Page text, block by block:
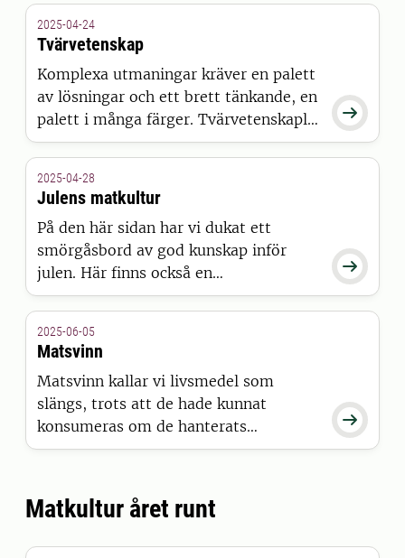
hela universitetet. Genom IDA får
tvärvetenskapliga forskargrupper om
under åtta månaders tid möjlighet att
tillsammans och i en inspirerande
miljö utveckla sin förmåga att arbeta
tvärvetenskapligt.

2025-04-24
Tvärvetenskap
Komplexa utmaningar kräver en palett
av lösningar och ett brett tänkande, en
palett i många färger. Tvärvetenskaplig
forskning är nödvändig för att lösa de
stora samhällsutmaningarna. Ett av
framtidsplattformarnas viktigaste mål
är att utveckla tvärvetenskapliga
arbetssätt genom att initiera och
möjliggöra samarbete över
vetenskapliga disciplingränser.

2025-04-28
Julens matkultur
På den här sidan har vi dukat ett
smörgåsbord av god kunskap inför
julen. Här finns också en
adventskalender i fyra avsnitt med
filmer om julmat och hållbarhet. God
jul från SLU Future Food!

2025-06-05
Matsvinn
Matsvinn kallar vi livsmedel som
slängs, trots att de hade kunnat
konsumeras om de hanterats
annorlunda. Cirka en tredjedel av all
FN:s organisation för livsmedel och
jordbruk FAO.
Matkultur året runt